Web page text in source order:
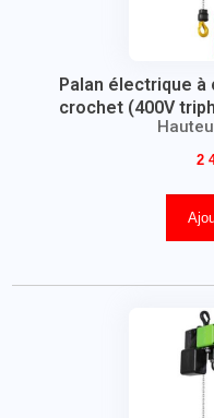
Palan électrique à
crochet (400V
2